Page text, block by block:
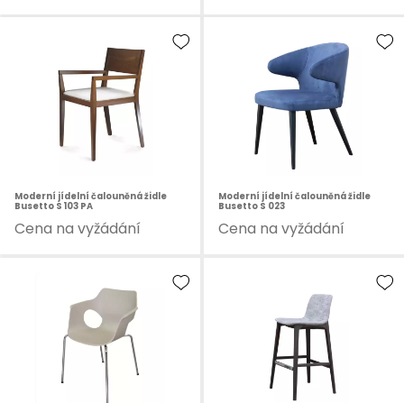
Moderní jídelní čalouněná židle
Busetto S 103 PA
Cena na vyžádání
Moderní jídelní čalouněná židle
Busetto S 023
Cena na vyžádání